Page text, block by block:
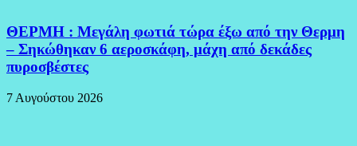
ΘΕΡΜΗ : Μεγάλη φωτιά τώρα έξω από την Θερμη
– Σηκώθηκαν 6 αεροσκάφη, μάχη από δεκάδες
πυροσβέστες
7 Αυγούστου 2026